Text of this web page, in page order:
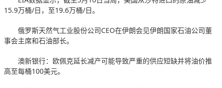
15.9万桶/日，至19.6万桶/日。
俄罗斯天然气工业股份公司CEO在伊朗会见伊朗国家石油公司董
事会主席和石油部长。
澳新银行：欧佩克延长减产可能导致严重的供应短缺并将油价推
高至每桶100美元。